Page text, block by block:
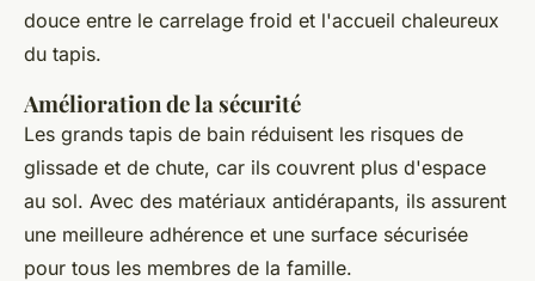
douce entre le carrelage froid et l'accueil chaleureux
du tapis.
Amélioration de la sécurité
Les grands tapis de bain réduisent les risques de
glissade et de chute, car ils couvrent plus d'espace
au sol. Avec des matériaux antidérapants, ils assurent
une meilleure adhérence et une surface sécurisée
pour tous les membres de la famille.